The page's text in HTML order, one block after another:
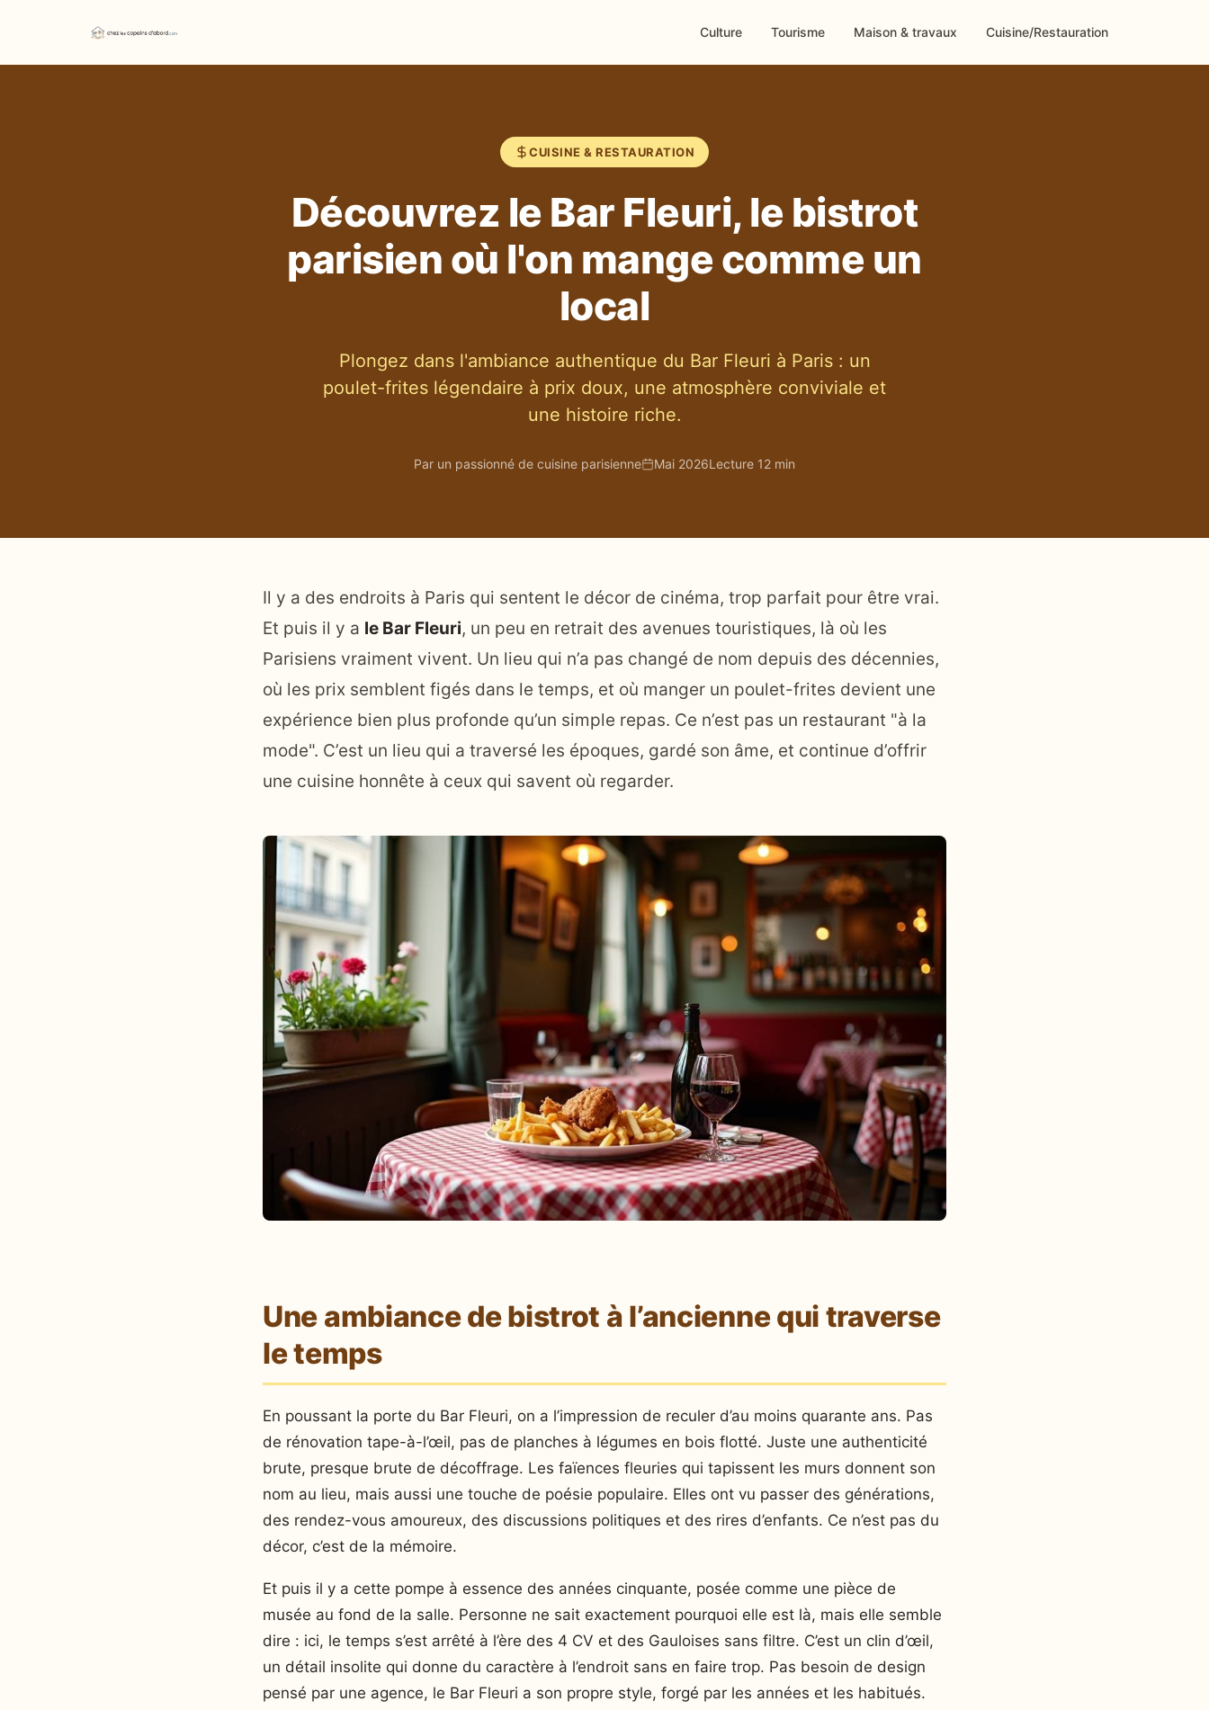
Culture Tourisme Maison & travaux Cuisine/Restauration
CUISINE & RESTAURATION
Découvrez le Bar Fleuri, le bistrot
parisien où l'on mange comme un
local
Plongez dans l'ambiance authentique du Bar Fleuri à Paris : un
poulet-frites légendaire à prix doux, une atmosphère conviviale et
une histoire riche.
Par un passionné de cuisine parisienne Mai 2026Lecture 12 min
Il y a des endroits à Paris qui sentent le décor de cinéma, trop parfait pour être vrai.
Et puis il y a le Bar Fleuri, un peu en retrait des avenues touristiques, là où les
Parisiens vraiment vivent. Un lieu qui n’a pas changé de nom depuis des décennies,
où les prix semblent figés dans le temps, et où manger un poulet-frites devient une
expérience bien plus profonde qu’un simple repas. Ce n’est pas un restaurant "à la
mode". C’est un lieu qui a traversé les époques, gardé son âme, et continue d’offrir
une cuisine honnête à ceux qui savent où regarder.
Une ambiance de bistrot à l’ancienne qui traverse
le temps
En poussant la porte du Bar Fleuri, on a l’impression de reculer d’au moins quarante ans. Pas
de rénovation tape-à-l’œil, pas de planches à légumes en bois flotté. Juste une authenticité
brute, presque brute de décoffrage. Les faïences fleuries qui tapissent les murs donnent son
nom au lieu, mais aussi une touche de poésie populaire. Elles ont vu passer des générations,
des rendez-vous amoureux, des discussions politiques et des rires d’enfants. Ce n’est pas du
décor, c’est de la mémoire.
Et puis il y a cette pompe à essence des années cinquante, posée comme une pièce de
musée au fond de la salle. Personne ne sait exactement pourquoi elle est là, mais elle semble
dire : ici, le temps s’est arrêté à l’ère des 4 CV et des Gauloises sans filtre. C’est un clin d’œil,
un détail insolite qui donne du caractère à l’endroit sans en faire trop. Pas besoin de design
pensé par une agence, le Bar Fleuri a son propre style, forgé par les années et les habitués.